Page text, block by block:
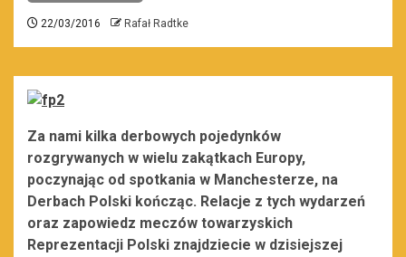
22/03/2016 Rafał Radtke
Za nami kilka derbowych pojedynków
rozgrywanych w wielu zakątkach Europy,
poczynając od spotkania w Manchesterze, na
Derbach Polski kończąc. Relacje z tych wydarzeń
oraz zapowiedz meczów towarzyskich
Reprezentacji Polski znajdziecie w dzisiejszej